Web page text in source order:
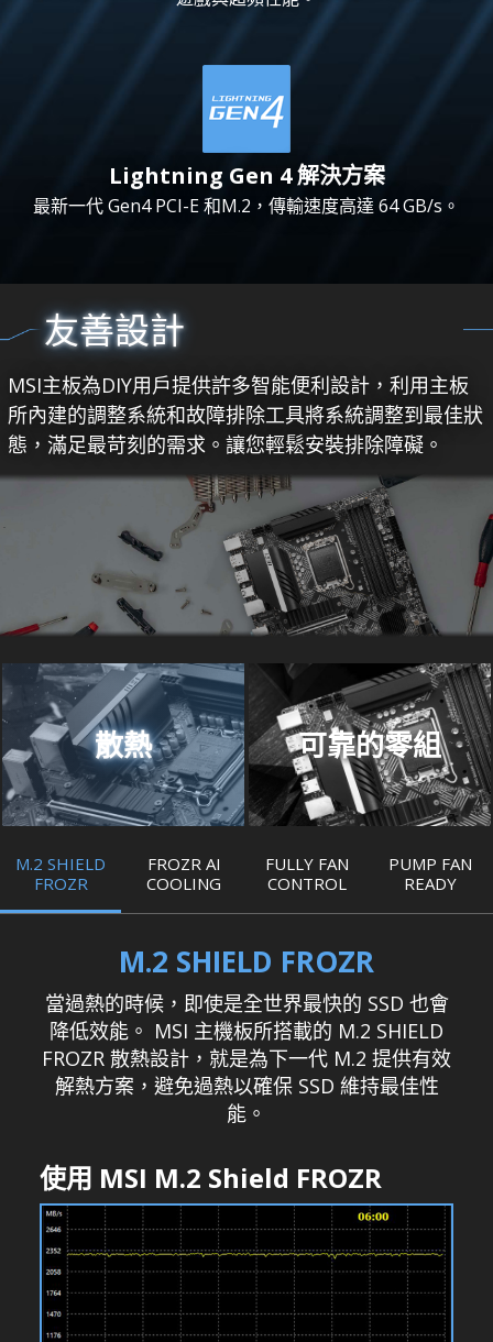
Lightning Gen 4 解決方案
最新一代 Gen4 PCI-E 和M.2，傳輸速度高達 64 GB/s。
友善設計
MSI主板為DIY用戶提供許多智能便利設計，利用主板
所內建的調整系統和故障排除工具將系統調整到最佳狀
態，滿足最苛刻的需求。讓您輕鬆安裝排除障礙。
散熱 可靠的零組
M.2 SHIELD
FROZR
FROZR AI
COOLING
FULLY FAN
CONTROL
PUMP FAN
READY
M.2 SHIELD FROZR
當過熱的時候，即使是全世界最快的 SSD 也會
降低效能。 MSI 主機板所搭載的 M.2 SHIELD
FROZR 散熱設計，就是為下一代 M.2 提供有效
解熱方案，避免過熱以確保 SSD 維持最佳性
能。
使用 MSI M.2 Shield FROZR